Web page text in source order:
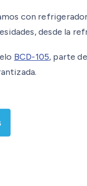
con
desde la
BCD-105, parte